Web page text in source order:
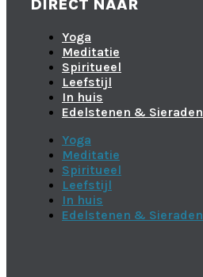
DIRECT NAAR
Yoga
Meditatie
Spiritueel
Leefstijl
In huis
Edelstenen & Sieraden
Yoga
Meditatie
Spiritueel
Leefstijl
In huis
Edelstenen & Sieraden